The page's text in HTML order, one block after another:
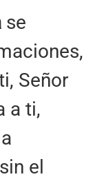
se
Señor
a ti,
el